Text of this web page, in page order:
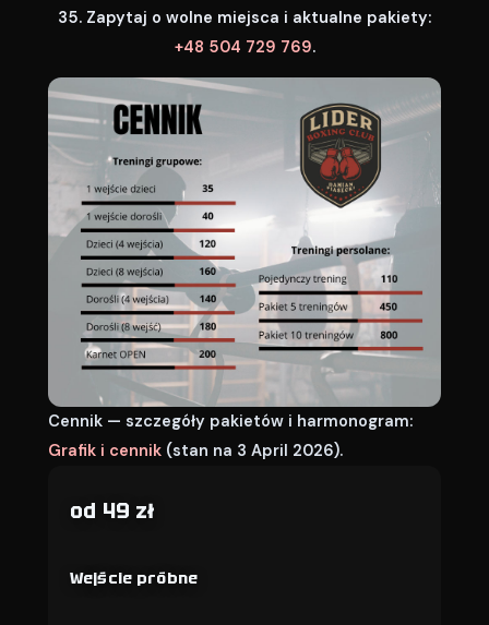
35. Zapytaj o wolne miejsca i aktualne pakiety:
+48 504 729 769.
Cennik — szczegóły pakietów i harmonogram:
Grafik i cennik (stan na 3 April 2026).
od 49 zł
Wejście próbne